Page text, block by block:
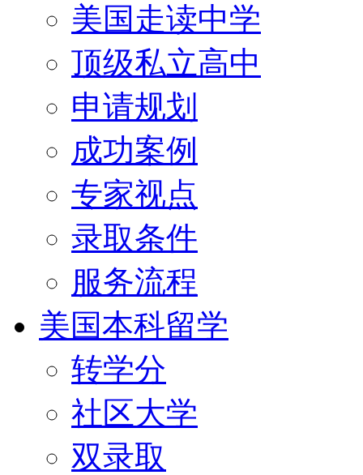
美国走读中学
顶级私立高中
申请规划
成功案例
专家视点
录取条件
服务流程
美国本科留学
转学分
社区大学
双录取